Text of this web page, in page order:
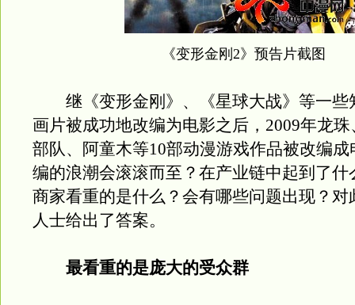
《变形金刚2》预告片截图
继《变形金刚》、《星球大战》等一些
画片被成功地改编为电影之后，2009年龙
部队、阿童木等10部动漫游戏作品被改编
编的浪潮会滚滚而至？在产业链中起到了什
商家看重的是什么？会有哪些问题出现？对
人士给出了答案。
最看重的是庞大的受众群